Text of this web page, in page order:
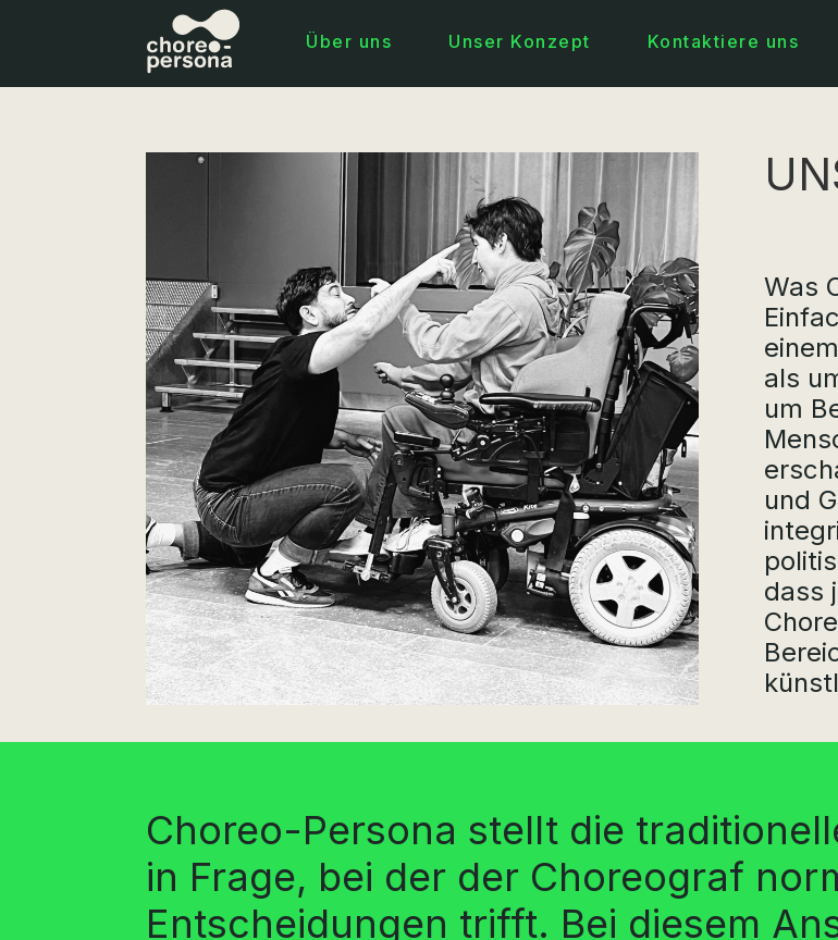
Über uns Unser Konzept Kontaktiere uns
Was
als
um
und
dass
Choreo-Persona stellt die
in Frage, bei der der Choreograf
Entscheidungen trifft. Bei diesem